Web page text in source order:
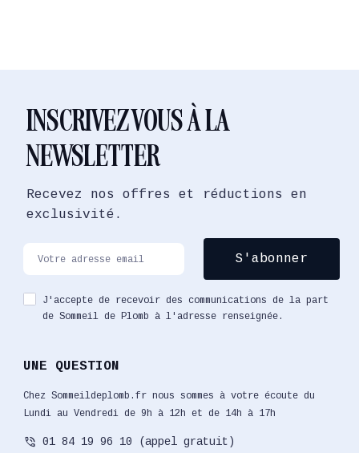
INSCRIVEZ VOUS À LA
NEWSLETTER
Recevez nos offres et réductions en
exclusivité.
J'accepte de recevoir des communications de la part
de Sommeil de Plomb à l'adresse renseignée.
UNE QUESTION
Chez Sommeildeplomb.fr nous sommes à votre écoute du
Lundi au Vendredi de 9h à 12h et de 14h à 17h
phone_in_talk 01 84 19 96 10 (appel gratuit)